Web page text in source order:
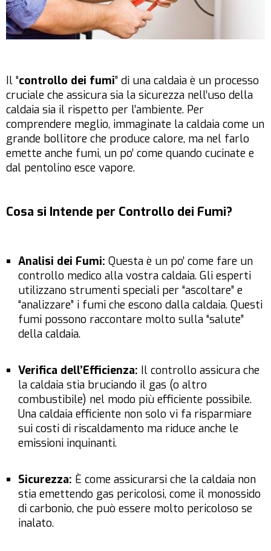
Il “controllo dei fumi” di una caldaia è un processo
cruciale che assicura sia la sicurezza nell’uso della
caldaia sia il rispetto per l’ambiente. Per
comprendere meglio, immaginate la caldaia come un
grande bollitore che produce calore, ma nel farlo
emette anche fumi, un po’ come quando cucinate e
dal pentolino esce vapore.
Cosa si Intende per Controllo dei Fumi?
Analisi dei Fumi: Questa è un po’ come fare un
controllo medico alla vostra caldaia. Gli esperti
utilizzano strumenti speciali per “ascoltare” e
“analizzare” i fumi che escono dalla caldaia. Questi
fumi possono raccontare molto sulla “salute”
della caldaia.
Verifica dell’Efficienza: Il controllo assicura che
la caldaia stia bruciando il gas (o altro
combustibile) nel modo più efficiente possibile.
Una caldaia efficiente non solo vi fa risparmiare
sui costi di riscaldamento ma riduce anche le
emissioni inquinanti.
Sicurezza: È come assicurarsi che la caldaia non
stia emettendo gas pericolosi, come il monossido
di carbonio, che può essere molto pericoloso se
inalato.